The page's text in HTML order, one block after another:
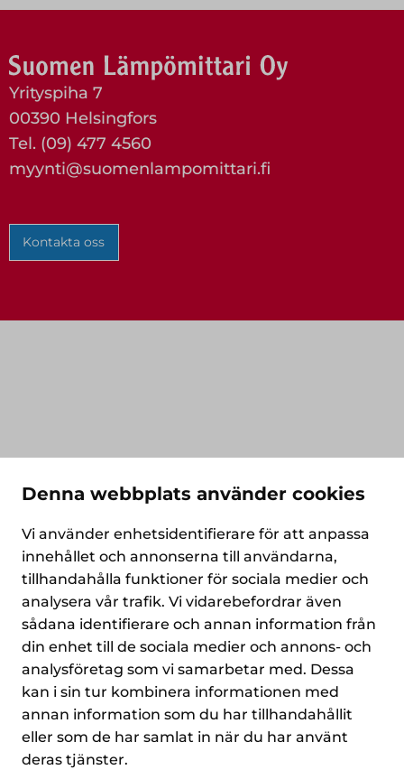
Denna webbplats använder cookies
Vi använder enhetsidentifierare för att anpassa
innehållet och annonserna till användarna,
tillhandahålla funktioner för sociala medier och
analysera vår trafik. Vi vidarebefordrar även
sådana identifierare och annan information från
din enhet till de sociala medier och annons- och
analysföretag som vi samarbetar med. Dessa
kan i sin tur kombinera informationen med
annan information som du har tillhandahållit
eller som de har samlat in när du har använt
deras tjänster.
Yrityspiha 7
00390 Helsingfors
Tel. (09) 477 4560
myynti@suomenlampomittari.fi
Kontakta oss